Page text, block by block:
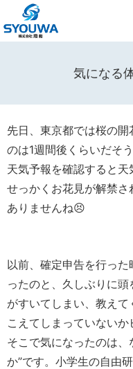
気になる
先日、東京都では桜の
のは1週間後くらいだそ
天気予報を確認すると
せっかくお花見が解禁
ありませんね😣
以前、確定申告を行っ
ったのと、久しぶりに
がすいてしまい、教え
こえてしまっていない
そこで気になったのは
か”です。小学生の自由